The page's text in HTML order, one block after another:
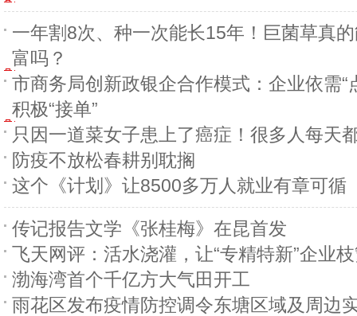
一年割8次、种一次能长15年！巨菌草真
富吗？
市商务局创新政银企合作模式：企业依需“
积极“接单”
只因一道菜女子患上了癌症！很多人每天
防疫不放松春耕别耽搁
这个《计划》让8500多万人就业有章可循
传记报告文学《张桂梅》在昆首发
飞天网评：活水浇灌，让“专精特新”企业
渤海湾首个千亿方大气田开工
雨花区发布疫情防控调令东塘区域及周边